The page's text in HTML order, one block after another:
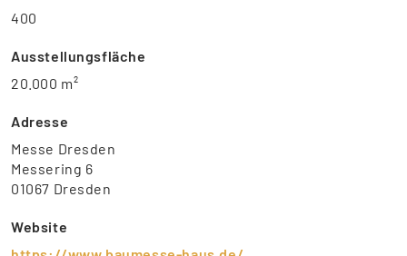
400
Ausstellungsfläche
20.000 m²
Adresse
Messe Dresden
Messering 6
01067 Dresden
Website